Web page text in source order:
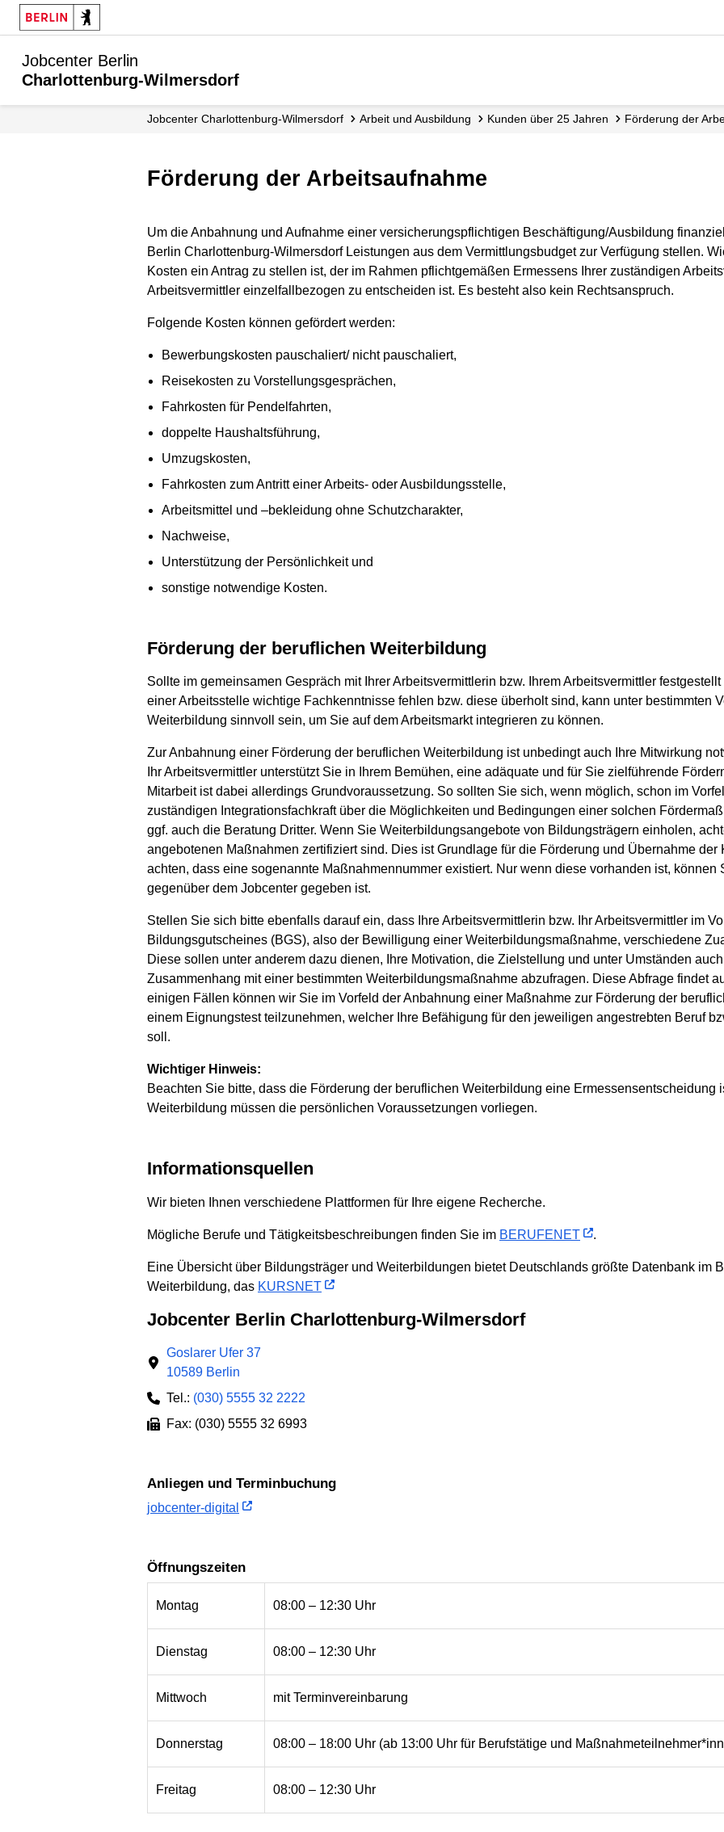
Jobcenter Berlin
Charlottenburg-Wilmersdorf
Jobcenter Charlottenburg-Wilmersdorf Arbeit und Ausbildung Kunden über 25 Jahren Förderung der
Förderung der Arbeitsaufnahme
Um die Anbahnung und Aufnahme einer versicherungspflichtigen Beschäftigung/Ausbildung
Berlin Charlottenburg-Wilmersdorf Leistungen aus dem Vermittlungsbudget zur Verfügung stellen.
Kosten ein Antrag zu stellen ist, der im Rahmen pflichtgemäßen Ermessens Ihrer zuständigen
Arbeitsvermittler einzelfallbezogen zu entscheiden ist. Es besteht also kein Rechtsanspruch.
Folgende Kosten können gefördert werden:
Bewerbungskosten pauschaliert/ nicht pauschaliert,
Reisekosten zu Vorstellungsgesprächen,
Fahrkosten für Pendelfahrten,
doppelte Haushaltsführung,
Umzugskosten,
Fahrkosten zum Antritt einer Arbeits- oder Ausbildungsstelle,
Arbeitsmittel und –bekleidung ohne Schutzcharakter,
Nachweise,
Unterstützung der Persönlichkeit und
sonstige notwendige Kosten.
Förderung der beruflichen Weiterbildung
Sollte im gemeinsamen Gespräch mit Ihrer Arbeitsvermittlerin bzw. Ihrem Arbeitsvermittler
einer Arbeitsstelle wichtige Fachkenntnisse fehlen bzw. diese überholt sind, kann unter bestimmten
Weiterbildung sinnvoll sein, um Sie auf dem Arbeitsmarkt integrieren zu können.
Zur Anbahnung einer Förderung der beruflichen Weiterbildung ist unbedingt auch Ihre Mitwirkung
Ihr Arbeitsvermittler unterstützt Sie in Ihrem Bemühen, eine adäquate und für Sie zielführende
Mitarbeit ist dabei allerdings Grundvoraussetzung. So sollten Sie sich, wenn möglich, schon im
zuständigen Integrationsfachkraft über die Möglichkeiten und Bedingungen einer solchen
ggf. auch die Beratung Dritter. Wenn Sie Weiterbildungsangebote von Bildungsträgern einholen,
angebotenen Maßnahmen zertifiziert sind. Dies ist Grundlage für die Förderung und Übernahme
achten, dass eine sogenannte Maßnahmennummer existiert. Nur wenn diese vorhanden ist,
gegenüber dem Jobcenter gegeben ist.
Stellen Sie sich bitte ebenfalls darauf ein, dass Ihre Arbeitsvermittlerin bzw. Ihr Arbeitsvermittler im
Bildungsgutscheines (BGS), also der Bewilligung einer Weiterbildungsmaßnahme, verschiedene
Diese sollen unter anderem dazu dienen, Ihre Motivation, die Zielstellung und unter Umständen
Zusammenhang mit einer bestimmten Weiterbildungsmaßnahme abzufragen. Diese Abfrage findet
einigen Fällen können wir Sie im Vorfeld der Anbahnung einer Maßnahme zur Förderung der
einem Eignungstest teilzunehmen, welcher Ihre Befähigung für den jeweiligen angestrebten Beruf
soll.
Wichtiger Hinweis:
Beachten Sie bitte, dass die Förderung der beruflichen Weiterbildung eine Ermessensentscheidung
Weiterbildung müssen die persönlichen Voraussetzungen vorliegen.
Informationsquellen
Wir bieten Ihnen verschiedene Plattformen für Ihre eigene Recherche.
Mögliche Berufe und Tätigkeitsbeschreibungen finden Sie im BERUFENET .
Eine Übersicht über Bildungsträger und Weiterbildungen bietet Deutschlands größte Datenbank im
Weiterbildung, das KURSNET
Jobcenter Berlin Charlottenburg-Wilmersdorf
Goslarer Ufer 37
10589 Berlin
Tel.: (030) 5555 32 2222
Fax: (030) 5555 32 6993
Anliegen und Terminbuchung
jobcenter-digital
Öffnungszeiten
Montag 08:00 – 12:30 Uhr
Dienstag 08:00 – 12:30 Uhr
Mittwoch mit Terminvereinbarung
Donnerstag 08:00 – 18:00 Uhr (ab 13:00 Uhr für Berufstätige und
Freitag 08:00 – 12:30 Uhr